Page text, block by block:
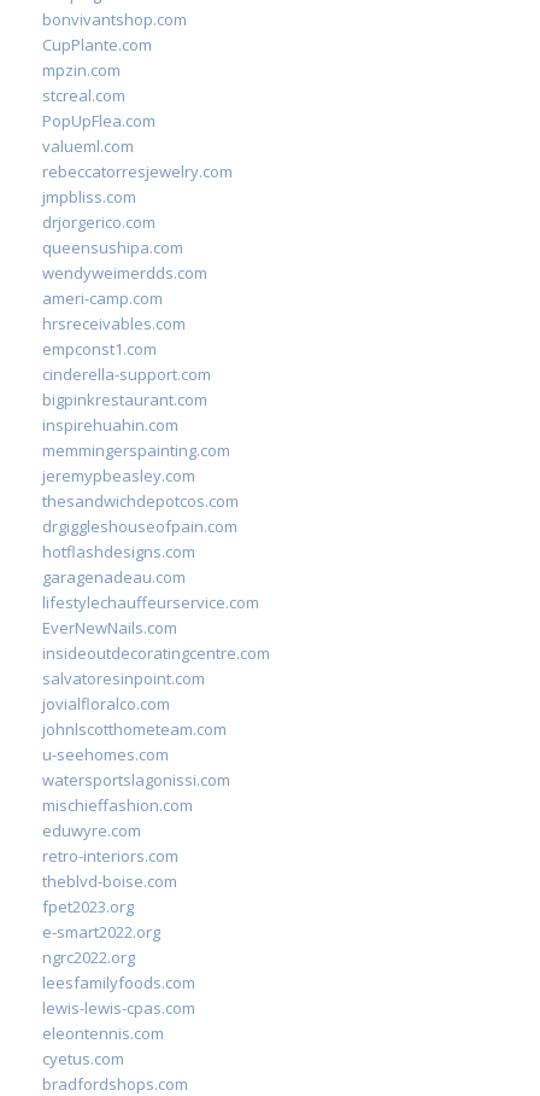
bonvivantshop.com
CupPlante.com
mpzin.com
stcreal.com
PopUpFlea.com
valueml.com
rebeccatorresjewelry.com
jmpbliss.com
drjorgerico.com
queensushipa.com
wendyweimerdds.com
ameri-camp.com
hrsreceivables.com
empconst1.com
cinderella-support.com
bigpinkrestaurant.com
inspirehuahin.com
memmingerspainting.com
jeremypbeasley.com
thesandwichdepotcos.com
drgiggleshouseofpain.com
hotflashdesigns.com
garagenadeau.com
lifestylechauffeurservice.com
EverNewNails.com
insideoutdecoratingcentre.com
salvatoresinpoint.com
jovialfloralco.com
johnlscotthometeam.com
u-seehomes.com
watersportslagonissi.com
mischieffashion.com
eduwyre.com
retro-interiors.com
theblvd-boise.com
fpet2023.org
e-smart2022.org
ngrc2022.org
leesfamilyfoods.com
lewis-lewis-cpas.com
eleontennis.com
cyetus.com
bradfordshops.com